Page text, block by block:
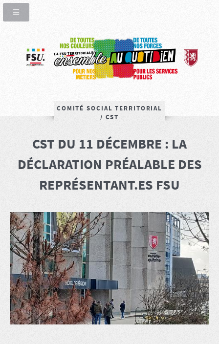
COMITÉ SOCIAL TERRITORIAL
/ CST
CST DU 11 DÉCEMBRE : LA
DÉCLARATION PRÉALABLE DES
REPRÉSENTANT.ES FSU